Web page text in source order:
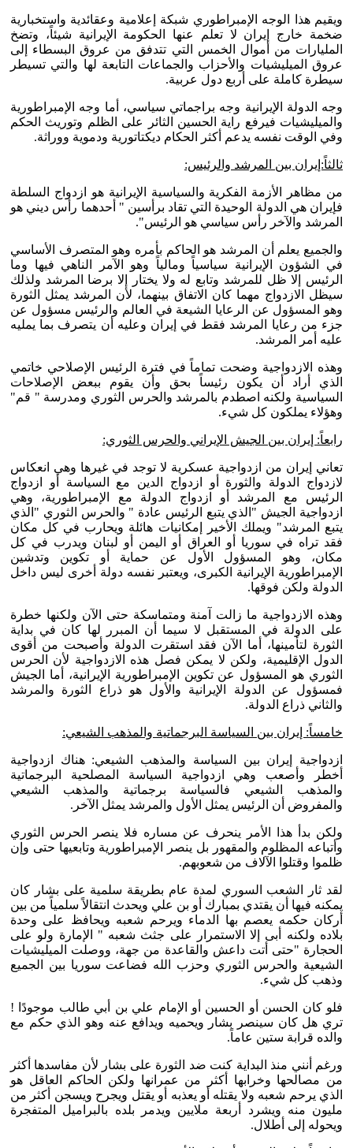
ويقيم هذا الوجه الإمبراطوري شبكة إعلامية وعقائدية واستخبارية
ضخمة خارج إيران لا تعلم عنها الحكومة الإيرانية شيئاً، وتضخ
المليارات من أموال الخمس التي تتدفق من عروق البسطاء إلى
عروق الميليشيات والأحزاب والجماعات التابعة لها والتي تسيطر
سيطرة كاملة على أربع دول عربية.
وجه الدولة الإيرانية وجه براجماتي سياسي، أما وجه الإمبراطورية
والميليشيات فيرفع راية الحسين الثائر على الظلم وتوريث الحكم
وفي الوقت نفسه يدعم أكثر الحكام ديكتاتورية ودموية ووراثة.
ثالثاً:إيران بين المرشد والرئيس:
من مظاهر الأزمة الفكرية والسياسية الإيرانية هو ازدواج السلطة
فإيران هي الدولة الوحيدة التي تقاد برأسين " أحدهما رأس ديني هو
المرشد والآخر رأس سياسي هو الرئيس".
والجميع يعلم أن المرشد هو الحاكم بأمره وهو المتصرف الأساسي
في الشؤون الإيرانية سياسياً ومالياً وهو الآمر الناهي فيها وما
الرئيس إلا ظل للمرشد وتابع له ولا يختار إلا برضا المرشد ولذلك
سيظل الازدواج مهما كان الاتفاق بينهما، لأن المرشد يمثل الثورة
وهو المسؤول عن الرعايا الشيعة في العالم والرئيس مسؤول عن
جزء من رعايا المرشد فقط في إيران وعليه أن يتصرف بما يمليه
عليه أمر المرشد.
وهذه الازدواجية وضحت تماماً في فترة الرئيس الإصلاحي خاتمي
الذي أراد أن يكون رئيساً بحق وأن يقوم ببعض الإصلاحات
السياسية ولكنه اصطدم بالمرشد والحرس الثوري ومدرسة " قم"
وهؤلاء يملكون كل شيء.
رابعاً: إيران بين الجيش الإيراني والحرس الثوري:
تعاني إيران من ازدواجية عسكرية لا توجد في غيرها وهي انعكاس
لازدواج الدولة والثورة أو ازدواج الدين مع السياسة أو ازدواج
الرئيس مع المرشد أو ازدواج الدولة مع الإمبراطورية، وهي
ازدواجية الجيش "الذي يتبع الرئيس عادة " والحرس الثوري "الذي
يتبع المرشد" ويملك الأخير إمكانيات هائلة ويحارب في كل مكان
فقد تراه في سوريا أو العراق أو اليمن أو لبنان ويدرب في كل
مكان، وهو المسؤول الأول عن حماية أو تكوين وتدشين
الإمبراطورية الإيرانية الكبرى، ويعتبر نفسه دولة أخرى ليس داخل
الدولة ولكن فوقها.
وهذه الازدواجية ما زالت آمنة ومتماسكة حتى الآن ولكنها خطرة
على الدولة في المستقبل لا سيما أن المبرر لها كان في بداية
الثورة لتأمينها، أما الآن فقد استقرت الدولة وأصبحت من أقوى
الدول الإقليمية، ولكن لا يمكن فصل هذه الازدواجية لأن الحرس
الثوري هو المسؤول عن تكوين الإمبراطورية الإيرانية، أما الجيش
فمسؤول عن الدولة الإيرانية والأول هو ذراع الثورة والمرشد
والثاني ذراع الدولة.
خامساً: إيران بين السياسة البرجماتية والمذهب الشيعي:
ازدواجية إيران بين السياسة والمذهب الشيعي: هناك ازدواجية
أخطر وأصعب وهي ازدواجية السياسة المصلحية البرجماتية
والمذهب الشيعي فالسياسة برجماتية والمذهب الشيعي
والمفروض أن الرئيس يمثل الأول والمرشد يمثل الآخر.
ولكن بدأ هذا الأمر ينحرف عن مساره فلا ينصر الحرس الثوري
وأتباعه المظلوم والمقهور بل ينصر الإمبراطورية وتابعيها حتى وإن
ظلموا وقتلوا الآلاف من شعوبهم.
لقد ثار الشعب السوري لمدة عام بطريقة سلمية على بشار كان
يمكنه فيها أن يقتدي بمبارك أو بن علي ويحدث انتقالاً سلمياً من بين
أركان حكمه يعصم بها الدماء ويرحم شعبه ويحافظ على وحدة
بلاده ولكنه أبى إلا الاستمرار على جثث شعبه " الإمارة ولو على
الحجارة "حتى أتت داعش والقاعدة من جهة، ووصلت الميليشيات
الشيعية والحرس الثوري وحزب الله فضاعت سوريا بين الجميع
وذهب كل شيء.
فلو كان الحسن أو الحسين أو الإمام علي بن أبي طالب موجودًا !
تري هل كان سينصر بشار ويحميه ويدافع عنه وهو الذي حكم مع
والده قرابة ستين عاماً.
ورغم أنني منذ البداية كنت ضد الثورة على بشار لأن مفاسدها أكثر
من مصالحها وخرابها أكثر من عمرانها ولكن الحاكم العاقل هو
الذي يرحم شعبه ولا يقتله أو يعذبه أو يقتل ويجرح ويسجن أكثر من
مليون منه ويشرد أربعة ملايين ويدمر بلده بالبراميل المتفجرة
ويحوله إلى أطلال.